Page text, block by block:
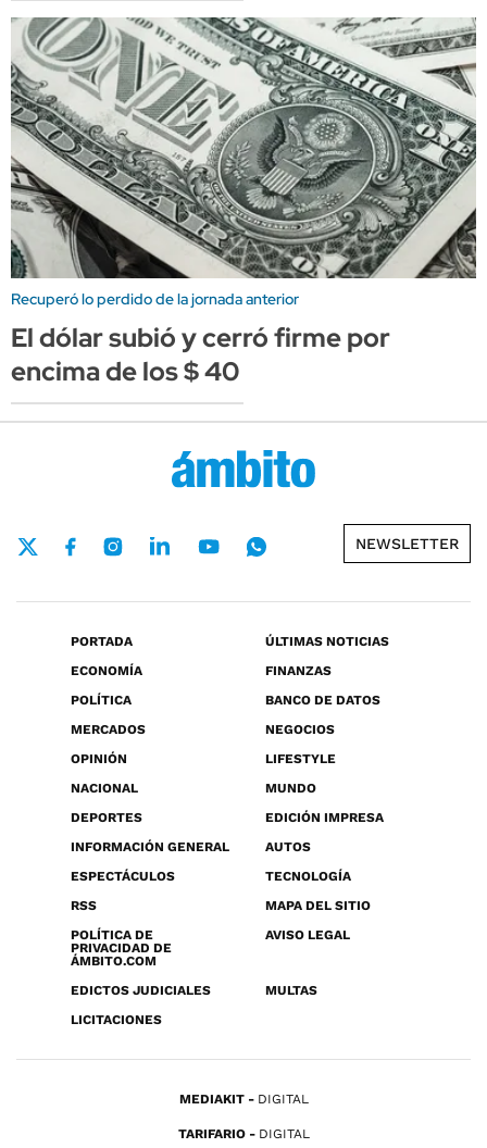
Recuperó lo perdido de la jornada anterior
El dólar subió y cerró firme por
encima de los $ 40
NEWSLETTER
PORTADA
ÚLTIMAS NOTICIAS
ECONOMÍA
FINANZAS
POLÍTICA
BANCO DE DATOS
MERCADOS
NEGOCIOS
OPINIÓN
LIFESTYLE
NACIONAL
MUNDO
DEPORTES
EDICIÓN IMPRESA
INFORMACIÓN GENERAL
AUTOS
ESPECTÁCULOS
TECNOLOGÍA
RSS
MAPA DEL SITIO
POLÍTICA DE
PRIVACIDAD DE
ÁMBITO.COM
AVISO LEGAL
EDICTOS JUDICIALES
MULTAS
LICITACIONES
MEDIAKIT DIGITAL
TARIFARIO DIGITAL